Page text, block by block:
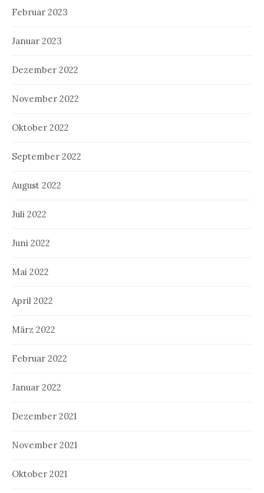
Februar 2023
Januar 2023
Dezember 2022
November 2022
Oktober 2022
September 2022
August 2022
Juli 2022
Juni 2022
Mai 2022
April 2022
März 2022
Februar 2022
Januar 2022
Dezember 2021
November 2021
Oktober 2021